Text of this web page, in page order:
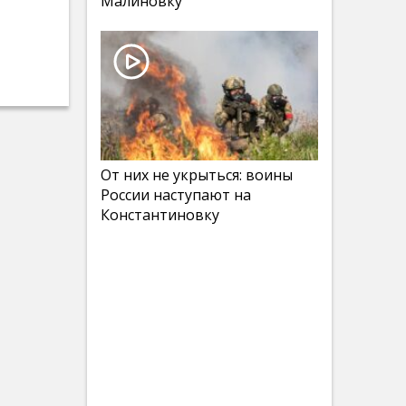
От них не укрыться: воины
России наступают на
Константиновку